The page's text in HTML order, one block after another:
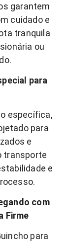
garantem
cuidado e
tranquila
ou
para
específica,
para
e
transporte
e
com
Firme
para